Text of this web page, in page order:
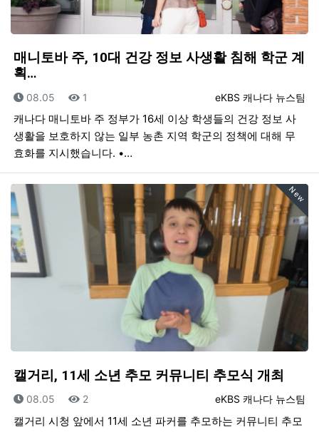
매니토바 주, 10대 건강 정보 사생활 침해 학군 계
획…
등록자
eKBS 캐나다 뉴스팀
등록일
08.05 조회
1
캐나다 매니토바 주 정부가 16세 이상 학생들의 건강 정보 사
생활을 보호하지 않는 일부 농촌 지역 학군의 정책에 대해 무
효화를 지시했습니다. •…
New
캘거리, 11세 소년 추모 커뮤니티 추모식 개최
등록자
eKBS 캐나다 뉴스팀
등록일
08.05 조회
2
캘거리 시청 앞에서 11세 소년 파커를 추모하는 커뮤니티 추모